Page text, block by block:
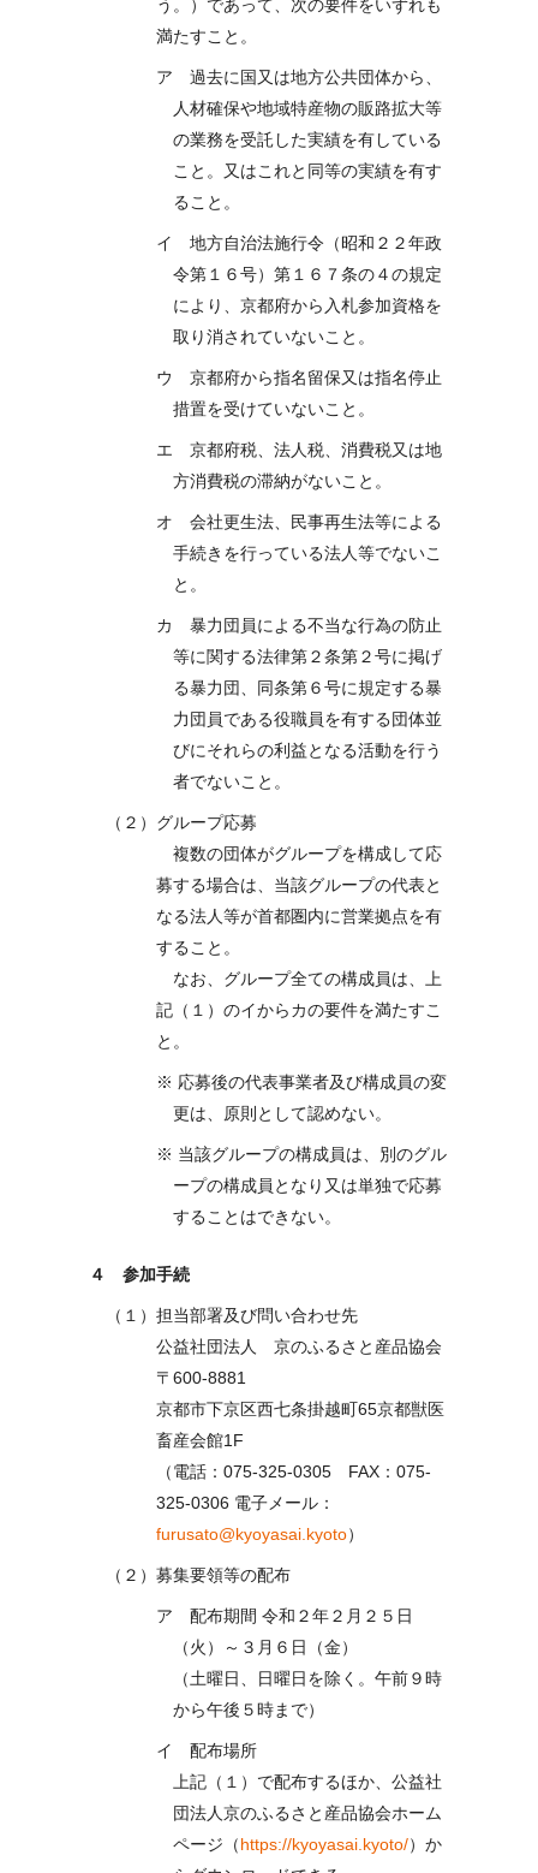
う。）であって、次の要件をいずれも
満たすこと。
ア 過去に国又は地方公共団体から、
人材確保や地域特産物の販路拡大等
の業務を受託した実績を有している
こと。又はこれと同等の実績を有す
ること。
イ 地方自治法施行令（昭和２２年政
令第１６号）第１６７条の４の規定
により、京都府から入札参加資格を
取り消されていないこと。
ウ 京都府から指名留保又は指名停止
措置を受けていないこと。
エ 京都府税、法人税、消費税又は地
方消費税の滞納がないこと。
オ 会社更生法、民事再生法等による
手続きを行っている法人等でないこ
と。
カ 暴力団員による不当な行為の防止
等に関する法律第２条第２号に掲げ
る暴力団、同条第６号に規定する暴
力団員である役職員を有する団体並
びにそれらの利益となる活動を行う
者でないこと。
（２）グループ応募
複数の団体がグループを構成して応
募する場合は、当該グループの代表と
なる法人等が首都圏内に営業拠点を有
すること。
なお、グループ全ての構成員は、上
記（１）のイからカの要件を満たすこ
と。
※ 応募後の代表事業者及び構成員の変
更は、原則として認めない。
※ 当該グループの構成員は、別のグル
ープの構成員となり又は単独で応募
することはできない。
４ 参加手続
（１）担当部署及び問い合わせ先
公益社団法人 京のふるさと産品協会
〒600-8881
京都市下京区西七条掛越町65京都獣医
畜産会館1F
（電話：075-325-0305 FAX：075-
325-0306 電子メール：
furusato@kyoyasai.kyoto）
（２）募集要領等の配布
ア 配布期間 令和２年２月２５日
（火）～３月６日（金）
（土曜日、日曜日を除く。午前９時
から午後５時まで）
イ 配布場所
上記（１）で配布するほか、公益社
団法人京のふるさと産品協会ホーム
ページ（https://kyoyasai.kyoto/）か